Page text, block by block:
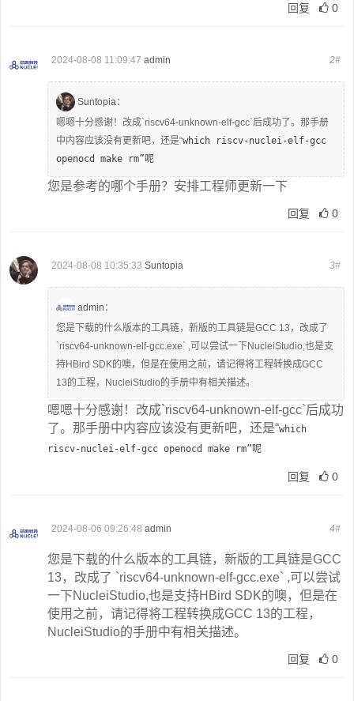
回复 0
2024-08-08 11:09:47 admin 2#
Suntopia ：
嗯嗯十分感谢！改成`riscv64-unknown-elf-gcc`后成功了。那手册
中内容应该没有更新吧，还是“which riscv-nuclei-elf-gcc
openocd make rm”呢
您是参考的哪个手册？安排工程师更新一下
回复 0
2024-08-08 10:35:33 Suntopia 3#
admin ：
您是下载的什么版本的工具链，新版的工具链是GCC 13，改成了
`riscv64-unknown-elf-gcc.exe` ,可以尝试一下NucleiStudio,也是支
持HBird SDK的噢，但是在使用之前，请记得将工程转换成GCC
13的工程，NucleiStudio的手册中有相关描述。
嗯嗯十分感谢！改成`riscv64-unknown-elf-gcc`后成功
了。那手册中内容应该没有更新吧，还是“which
riscv-nuclei-elf-gcc openocd make rm”呢
回复 0
2024-08-06 09:26:48 admin 4#
您是下载的什么版本的工具链，新版的工具链是GCC
13，改成了 `riscv64-unknown-elf-gcc.exe` ,可以尝试
一下NucleiStudio,也是支持HBird SDK的噢，但是在
使用之前，请记得将工程转换成GCC 13的工程，
NucleiStudio的手册中有相关描述。
回复 0